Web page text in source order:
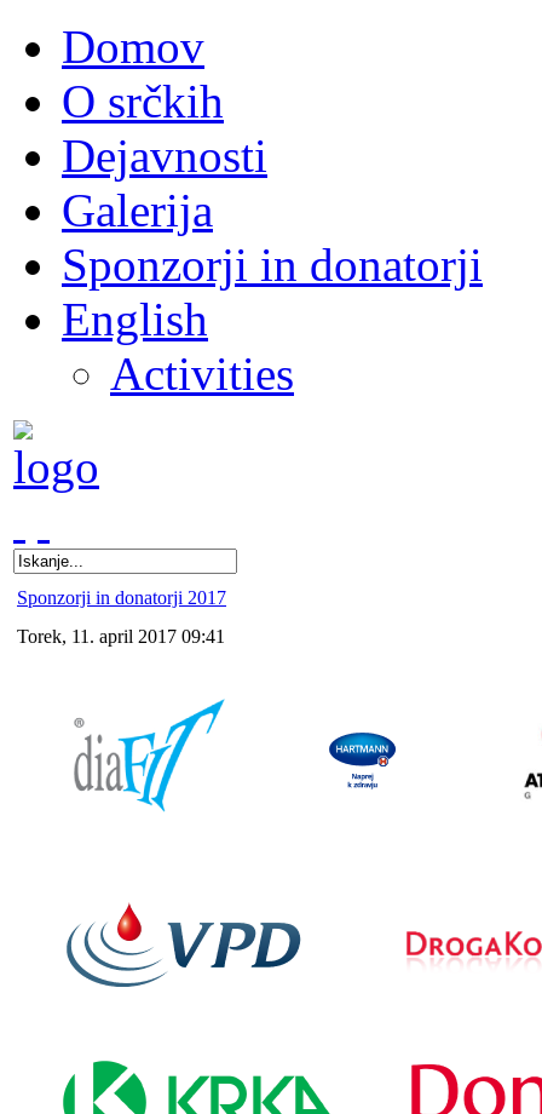
Domov
O srčkih
Dejavnosti
Galerija
Sponzorji in donatorji
English
Activities
Sponzorji in donatorji 2017
Torek, 11. april 2017 09:41